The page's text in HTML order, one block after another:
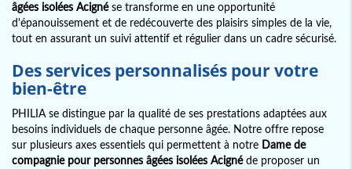
âgées isolées Acignése transforme en une opportunité
d'épanouissement et de redécouverte des plaisirs simples de la vie,
tout en assurant un suivi attentif et régulier dans un cadre sécurisé.
Des services personnalisés pour votre
bien-être
PHILIA se distingue par la qualité de ses prestations adaptées aux
besoins individuels de chaque personne âgée. Notre offre repose
sur plusieurs axes essentiels qui permettent à notre Dame de
compagnie pour personnes âgées isolées Acignéde proposer un